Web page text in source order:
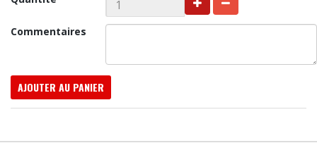
Commentaires
AJOUTER AU PANIER